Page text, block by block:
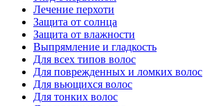
Лечение перхоти
Защита от солнца
Защита от влажности
Выпрямление и гладкость
Для всех типов волос
Для поврежденных и ломких волос
Для вьющихся волос
Для тонких волос